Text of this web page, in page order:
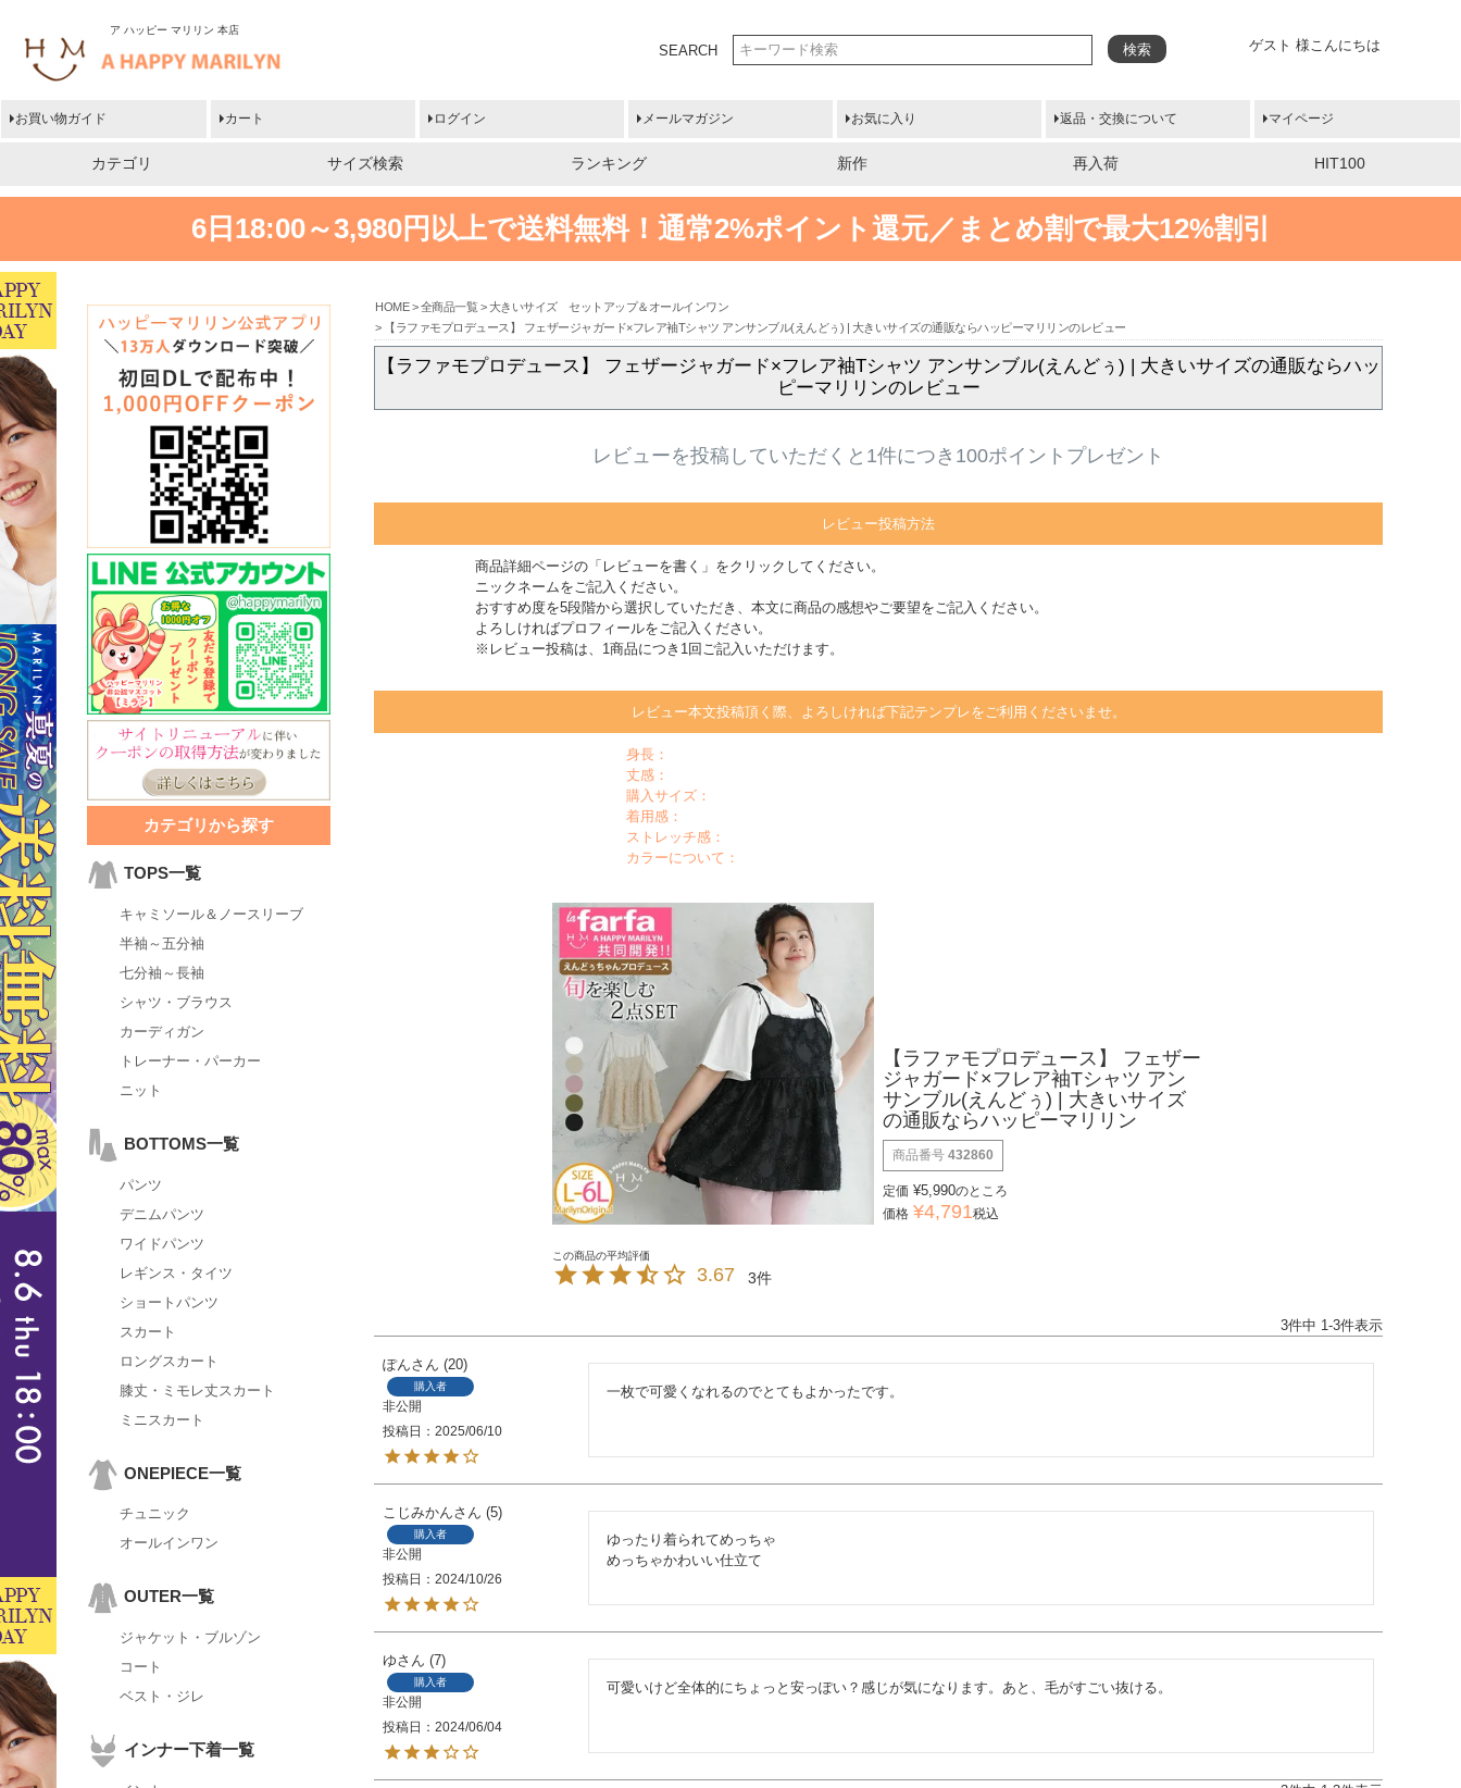
ア ハッピー マリリン 本店
ゲスト 様こんにちは
SEARCH 検索
お買い物ガイド カート ログイン メールマガジン お気に入り 返品・交換について マイページ
カテゴリ サイズ検索 ランキング 新作 再入荷 HIT100
6日18:00～3,980円以上で送料無料！ 通常2%ポイント還元／まとめ割で最大12%割引
カテゴリから探す
TOPS一覧
キャミソール＆ノースリーブ
半袖～五分袖
七分袖～長袖
シャツ・ブラウス
カーディガン
トレーナー・パーカー
ニット
BOTTOMS一覧
パンツ
デニムパンツ
ワイドパンツ
レギンス・タイツ
ショートパンツ
スカート
ロングスカート
膝丈・ミモレ丈スカート
ミニスカート
ONEPIECE一覧
チュニック
オールインワン
OUTER一覧
ジャケット・ブルゾン
コート
ベスト・ジレ
インナー下着一覧
HOME 全商品一覧
大きいサイズ セットアップ＆オールインワン
【ラファモプロデュース】 フェザージャガード×フレア袖Tシャツ アンサンブル(えんどぅ) | 大きいサイズの通販ならハッピーマリリンのレビュー
【ラファモプロデュース】 フェザージャガード×フレア袖Tシャツ アンサンブル(えんどぅ) | 大きいサイズの通販ならハッ
ピーマリリンのレビュー
レビューを投稿していただくと1件につき100ポイントプレゼント
レビュー投稿方法
商品詳細ページの「レビューを書く」をクリックしてください。
ニックネームをご記入ください。
おすすめ度を5段階から選択していただき、本文に商品の感想やご要望をご記入ください。
よろしければプロフィールをご記入ください。
※レビュー投稿は、1商品につき1回ご記入いただけます。
レビュー本文投稿頂く際、よろしければ下記テンプレをご利用くださいませ。
身長：
丈感：
購入サイズ：
着用感：
ストレッチ感：
カラーについて：
【ラファモプロデュース】 フェザー
ジャガード×フレア袖Tシャツ アン
サンブル(えんどぅ) | 大きいサイズ
の通販ならハッピーマリリン
商品番号 432860
定価 ¥5,990のところ
価格 ¥4,791税込
3.67 3
3件中 1 -3件表示
ぽん 20
購入者
非公開
投稿日
2025/06/10
一枚で可愛くなれるのでとてもよかったです。
こじみかん 5
購入者
非公開
投稿日
2024/10/26
ゆったり着られてめっちゃ
めっちゃかわいい仕立て
ゆ 7
購入者
非公開
投稿日
2024/06/04
可愛いけど全体的にちょっと安っぽい？感じが気になります。あと、毛がすごい抜ける。